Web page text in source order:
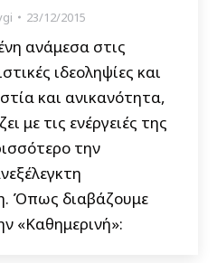
23/12/2015
ανάμεσα στις
ιδεοληψίες και
και ανικανότητα,
με τις ενέργειές της
την
Όπως διαβάζουμε
«Καθημερινή»: